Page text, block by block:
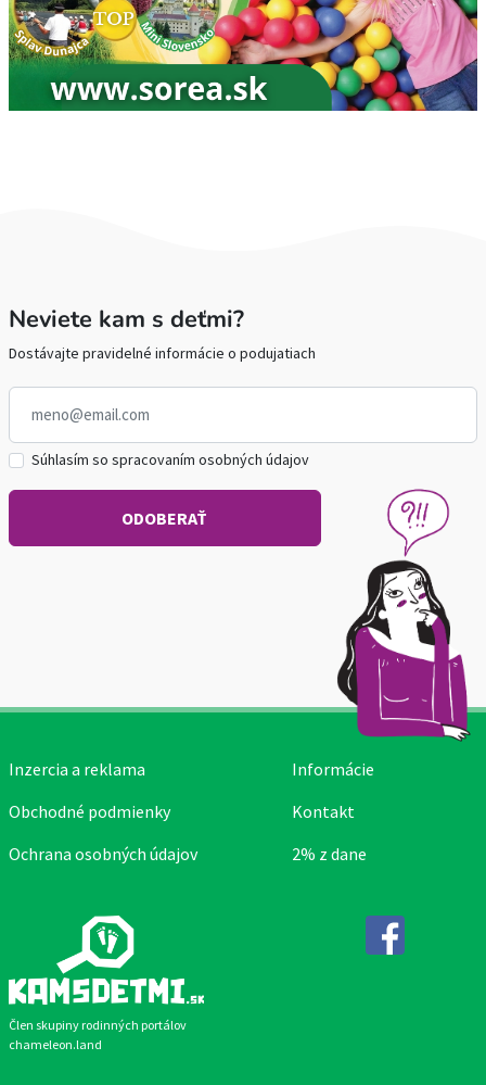
Neviete kam s deťmi?
Dostávajte pravidelné informácie o podujatiach
Súhlasím so spracovaním osobných údajov
Člen skupiny rodinných portálov
chameleon.land
Inzercia a reklama
Obchodné podmienky
Ochrana osobných údajov
Informácie
Kontakt
2% z dane